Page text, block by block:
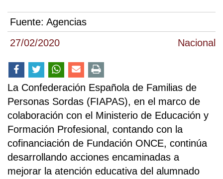
27/02/2020 Nacional
Fuente: Agencias
La Confederación Española de Familias de
Personas Sordas (FIAPAS), en el marco de
colaboración con el Ministerio de Educación y
Formación Profesional, contando con la
cofinanciación de Fundación ONCE, continúa
desarrollando acciones encaminadas a
mejorar la atención educativa del alumnado